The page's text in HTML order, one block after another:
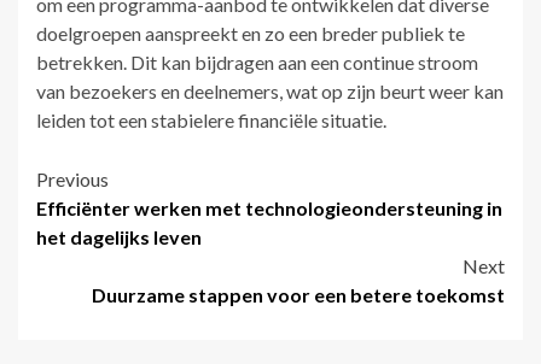
doelgroepen aanspreekt en zo een breder publiek te
betrekken. Dit kan bijdragen aan een continue stroom
van bezoekers en deelnemers, wat op zijn beurt weer kan
leiden tot een stabielere financiële situatie.
Post
navigation
Previous
Efficiënter werken met technologieondersteuning in
het dagelijks leven
Next
Duurzame stappen voor een betere toekomst